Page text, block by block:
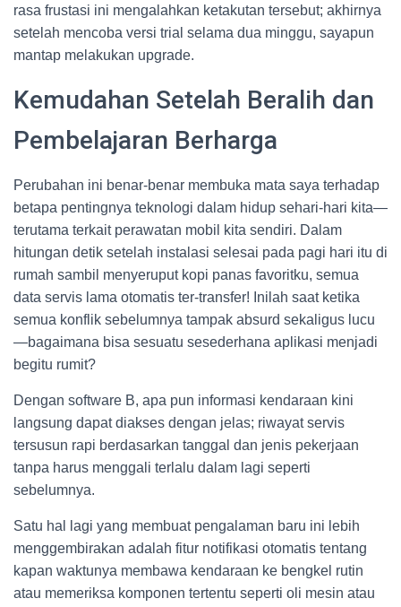
rasa frustasi ini mengalahkan ketakutan tersebut; akhirnya
setelah mencoba versi trial selama dua minggu, sayapun
mantap melakukan upgrade.
Kemudahan Setelah Beralih dan
Pembelajaran Berharga
Perubahan ini benar-benar membuka mata saya terhadap
betapa pentingnya teknologi dalam hidup sehari-hari kita—
terutama terkait perawatan mobil kita sendiri. Dalam
hitungan detik setelah instalasi selesai pada pagi hari itu di
rumah sambil menyeruput kopi panas favoritku, semua
data servis lama otomatis ter-transfer! Inilah saat ketika
semua konflik sebelumnya tampak absurd sekaligus lucu
—bagaimana bisa sesuatu sesederhana aplikasi menjadi
begitu rumit?
Dengan software B, apa pun informasi kendaraan kini
langsung dapat diakses dengan jelas; riwayat servis
tersusun rapi berdasarkan tanggal dan jenis pekerjaan
tanpa harus menggali terlalu dalam lagi seperti
sebelumnya.
Satu hal lagi yang membuat pengalaman baru ini lebih
menggembirakan adalah fitur notifikasi otomatis tentang
kapan waktunya membawa kendaraan ke bengkel rutin
atau memeriksa komponen tertentu seperti oli mesin atau